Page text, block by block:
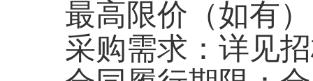
最高限价（如有
采购需求：详见